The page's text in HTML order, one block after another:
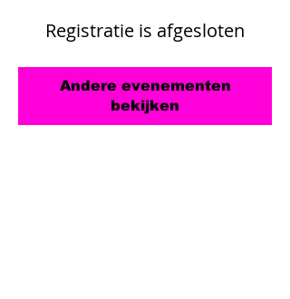
Registratie is afgesloten
Andere evenementen
bekijken